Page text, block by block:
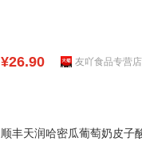
¥26.90 友吖食品专营店
顺丰天润哈密瓜葡萄奶皮子